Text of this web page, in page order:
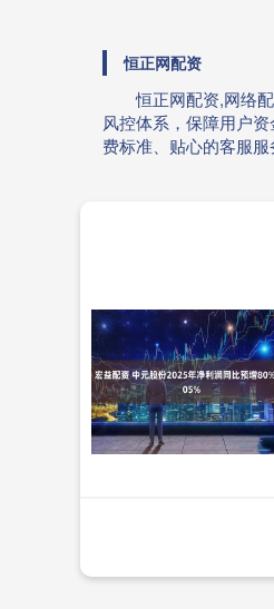
恒正网配资
恒正网配资,网络
风控体系，保障用户
费标准、贴心的客服